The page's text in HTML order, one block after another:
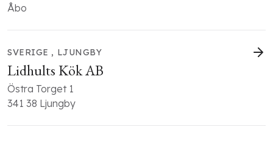
Åbo
SVERIGE , LJUNGBY
Lidhults Kök AB
Östra Torget 1
341 38 Ljungby